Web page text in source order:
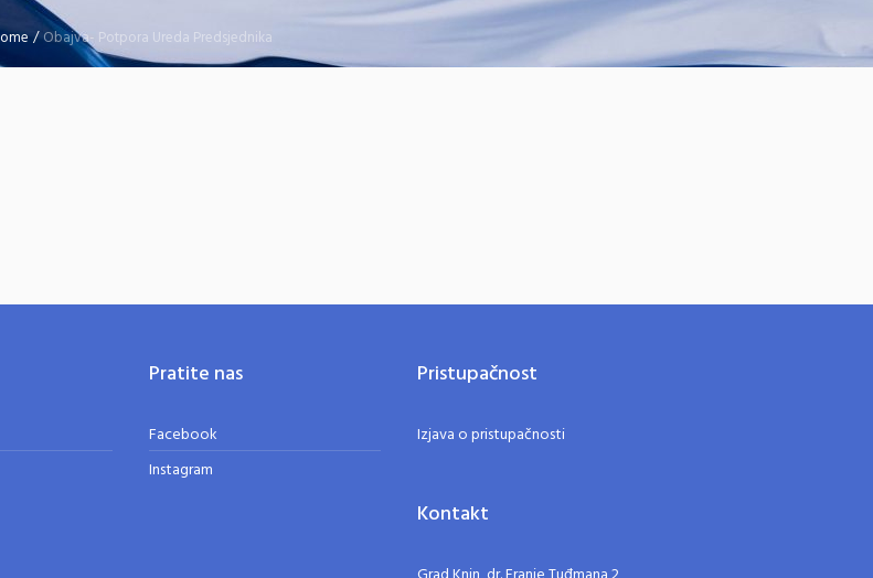
/Obajva- Potpora Ureda Predsjednika
Pratite nas
Facebook
Instagram
Pristupačnost
Izjava o pristupačnosti
Kontakt